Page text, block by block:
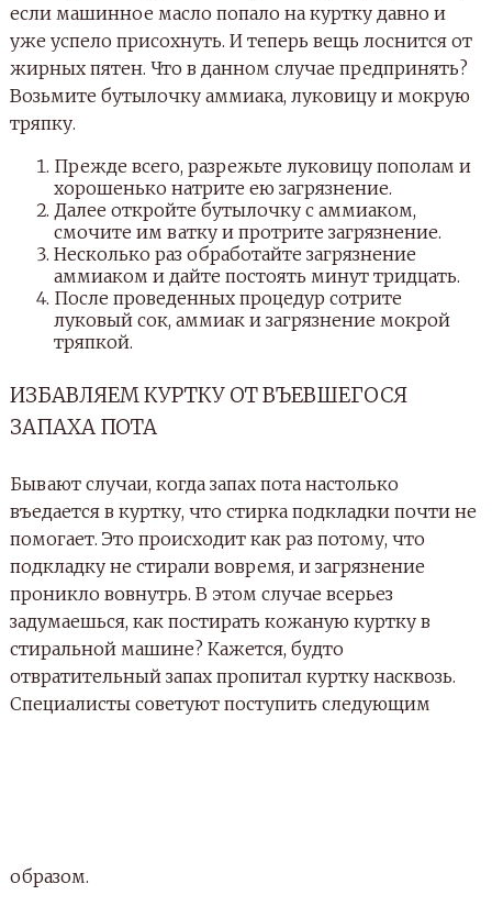
если машинное масло попало на куртку давно и
уже успело присохнуть. И теперь вещь лоснится от
жирных пятен. Что в данном случае предпринять?
Возьмите бутылочку аммиака, луковицу и мокрую
тряпку.
Прежде всего, разрежьте луковицу пополам и
хорошенько натрите ею загрязнение.
Далее откройте бутылочку с аммиаком,
смочите им ватку и протрите загрязнение.
Несколько раз обработайте загрязнение
аммиаком и дайте постоять минут тридцать.
После проведенных процедур сотрите
луковый сок, аммиак и загрязнение мокрой
тряпкой.
ИЗБАВЛЯЕМ КУРТКУ ОТ ВЪЕВШЕГОСЯ
ЗАПАХА ПОТА
Бывают случаи, когда запах пота настолько
въедается в куртку, что стирка подкладки почти не
помогает. Это происходит как раз потому, что
подкладку не стирали вовремя, и загрязнение
проникло вовнутрь. В этом случае всерьез
задумаешься, как постирать кожаную куртку в
стиральной машине? Кажется, будто
отвратительный запах пропитал куртку насквозь.
Специалисты советуют поступить следующим
образом.